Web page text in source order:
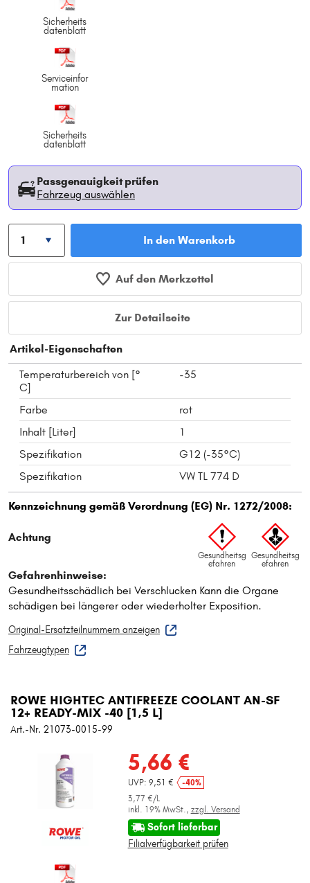
Sicherheits
datenblatt
Serviceinfor
mation
Sicherheits
datenblatt
Passgenauigkeit prüfen
Fahrzeug auswählen
In den Warenkorb
Auf den Merkzettel
Zur Detailseite
Artikel-Eigenschaften
Temperaturbereich von [°
C]
-35
Farbe
rot
Inhalt [Liter]
1
Spezifikation
G12 (-35°C)
Spezifikation
VW TL 774 D
Original-Ersatzteilnummern anzeigen
Fahrzeugtypen
ROWE HIGHTEC ANTIFREEZE COOLANT AN-SF
12+ READY-MIX -40 [1,5 L]
Art.-Nr. 21073-0015-99
5,66 €
UVP: 9,51 €
-40%
3,77 €/L
inkl. 19% MwSt., zzgl. Versand
Sofort lieferbar
Filialverfügbarkeit prüfen